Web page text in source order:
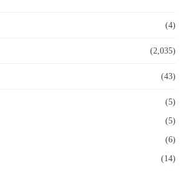
(4)
(2,035)
(43)
(5)
(5)
(6)
(14)